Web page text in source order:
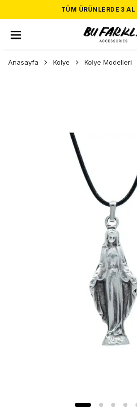
TÜM ÜRÜNLERDE 3 AL
Anasayfa Kolye Kolye Modelleri